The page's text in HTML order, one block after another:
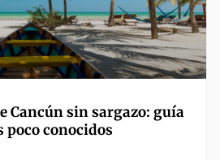
Cancún sin sargazo: guía
poco conocidos